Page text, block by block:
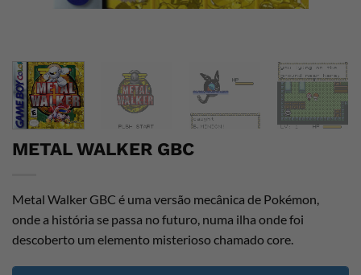
METAL WALKER GBC
Metal Walker GBC é uma versão mecânica de Pokémon,
onde a história se passa no futuro, numa ilha onde foi
descoberto um elemento misterioso chamado core.